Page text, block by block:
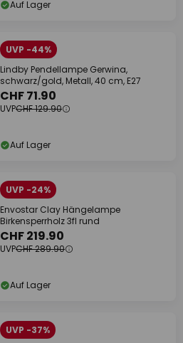
Auf Lager
UVP -44%
Lindby Pendellampe Gerwina,
schwarz/gold, Metall, 40 cm, E27
CHF 71.90
UVPCHF 129.90
Auf Lager
UVP -24%
Envostar Clay Hängelampe
Birkensperrholz 3fl rund
CHF 219.90
UVPCHF 289.90
Auf Lager
UVP -37%